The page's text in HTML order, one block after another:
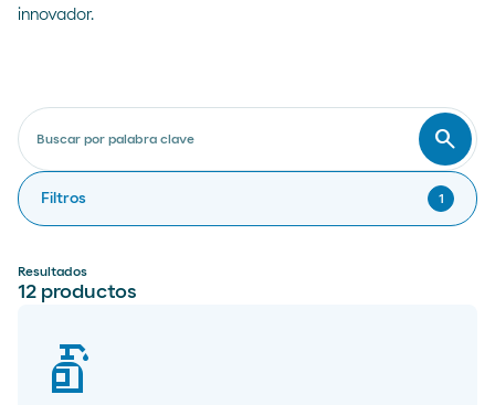
innovador.
Buscar por palabra clave searchBuscar
Filtros 1
Resultados
12 productos